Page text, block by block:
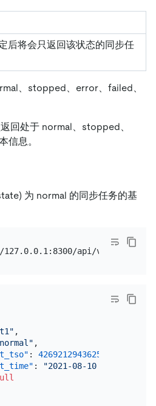
后将会只返回该状态的同步任
、stopped、error、failed、
回处于 normal、stopped、
信息。
为 normal 的同步任务的基
,
,
: 426921294362574849
:
"2021-08-10